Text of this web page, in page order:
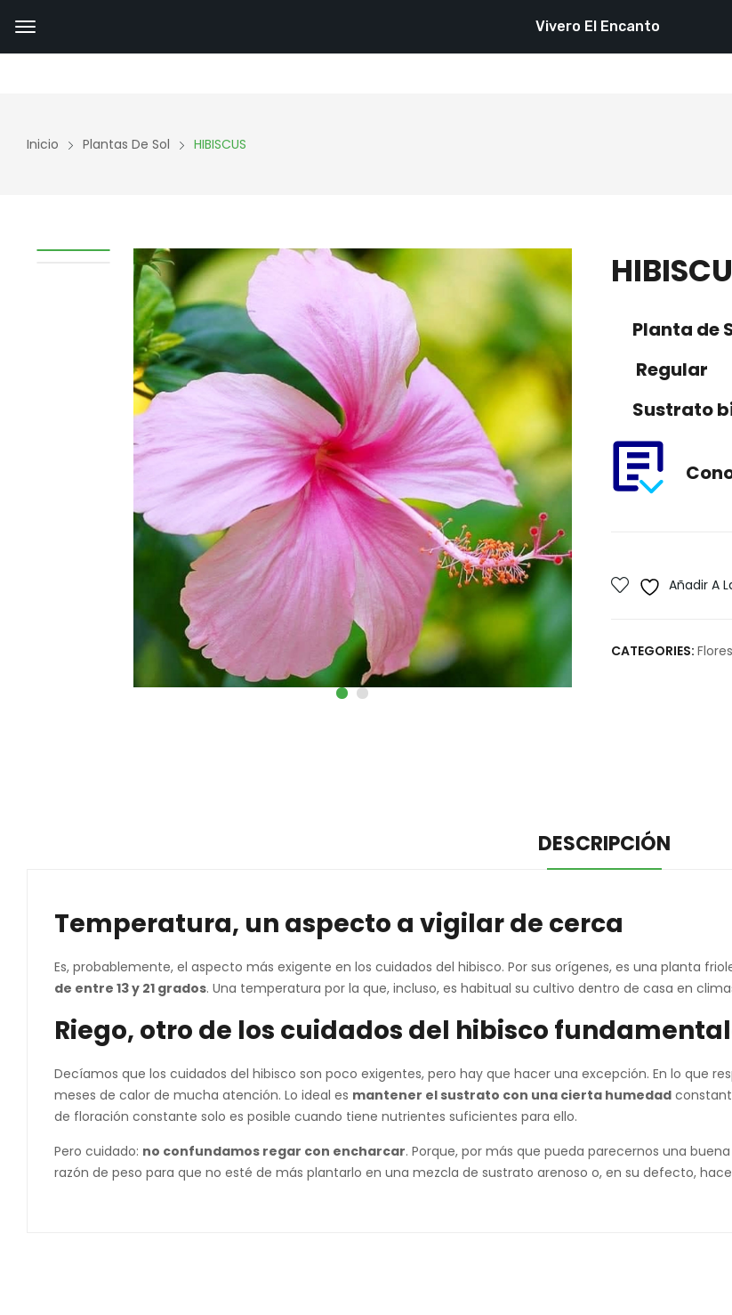
Inicio Plantas De Sol HIBISCUS
Planta de
Regular
Sustrato
Añadir A
CATEGORIES:
DESCRIPCIÓN
Temperatura, un aspecto a vigilar de cerca
Es, probablemente, el aspecto más exigente en los cuidados del hibisco. Por sus orígenes, es una planta
de entre 13 y 21 grados. Una temperatura por la que, incluso, es habitual su cultivo dentro de casa en
Riego, otro de los cuidados del hibisco
Decíamos que los cuidados del hibisco son poco exigentes, pero hay que hacer una excepción. En lo que
meses de calor de mucha atención. Lo ideal es mantener el sustrato con una cierta humedad
de floración constante solo es posible cuando tiene nutrientes suficientes para ello.
Pero cuidado: no confundamos regar con encharcar. Porque, por más que pueda parecernos una
razón de peso para que no esté de más plantarlo en una mezcla de sustrato arenoso o, en su defecto,
Vivero El Encanto